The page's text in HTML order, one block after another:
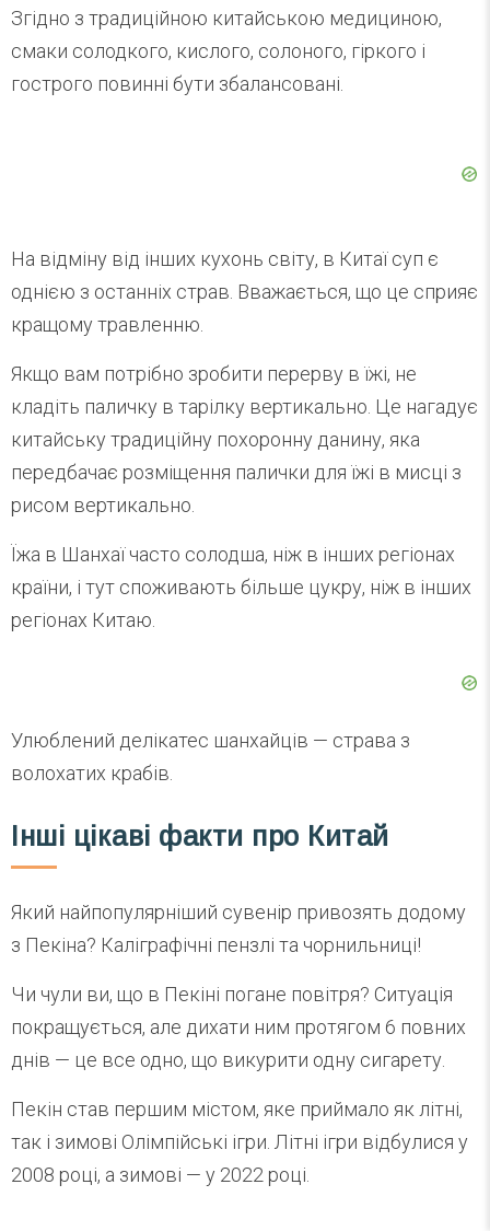
Згідно з традиційною китайською медициною,
смаки солодкого, кислого, солоного, гіркого і
гострого повинні бути збалансовані.
На відміну від інших кухонь світу, в Китаї суп є
однією з останніх страв. Вважається, що це сприяє
кращому травленню.
Якщо вам потрібно зробити перерву в їжі, не
кладіть паличку в тарілку вертикально. Це нагадує
китайську традиційну похоронну данину, яка
передбачає розміщення палички для їжі в мисці з
рисом вертикально.
Їжа в Шанхаї часто солодша, ніж в інших регіонах
країни, і тут споживають більше цукру, ніж в інших
регіонах Китаю.
Улюблений делікатес шанхайців — страва з
волохатих крабів.
Інші цікаві факти про Китай
Який найпопулярніший сувенір привозять додому
з Пекіна? Каліграфічні пензлі та чорнильниці!
Чи чули ви, що в Пекіні погане повітря? Ситуація
покращується, але дихати ним протягом 6 повних
днів — це все одно, що викурити одну сигарету.
Пекін став першим містом, яке приймало як літні,
так і зимові Олімпійські ігри. Літні ігри відбулися у
2008 році, а зимові — у 2022 році.